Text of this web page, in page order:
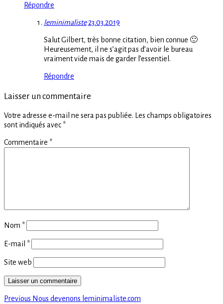
Répondre
leminimaliste 23.03.2019
Salut Gilbert, très bonne citation, bien connue 🙂
Heureusement, il ne s’agit pas d’avoir le bureau
vraiment vide mais de garder l’essentiel.
Répondre
Laisser un commentaire
Votre adresse e-mail ne sera pas publiée. Les champs obligatoires
sont indiqués avec *
Commentaire *
Nom *
E-mail *
Site web
Navigation
Previous Previous
Nous devenons leminimaliste.com